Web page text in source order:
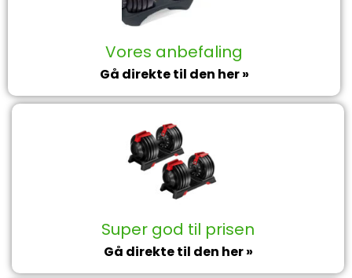
Vores anbefaling
Gå direkte til den her »
Super god til prisen
Gå direkte til den her »